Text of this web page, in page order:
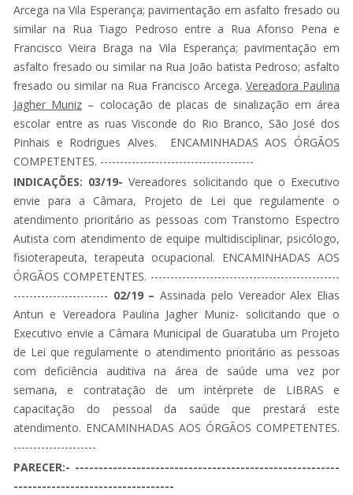
Arcega na Vila Esperança; pavimentação em asfalto fresado ou
similar na Rua Tiago Pedroso entre a Rua Afonso Pena e
Francisco Vieira Braga na Vila Esperança; pavimentação em
asfalto fresado ou similar na Rua João batista Pedroso; asfalto
fresado ou similar na Rua Francisco Arcega. Vereadora Paulina
Jagher Muniz – colocação de placas de sinalização em área
escolar entre as ruas Visconde do Rio Branco, São José dos
Pinhais e Rodrigues Alves. ENCAMINHADAS AOS ÓRGÃOS
COMPETENTES. ---------------------------------------
INDICAÇÕES: 03/19-Vereadores solicitando que o Executivo
envie para a Câmara, Projeto de Lei que regulamente o
atendimento prioritário as pessoas com Transtorno Espectro
Autista com atendimento de equipe multidisciplinar, psicólogo,
fisioterapeuta, terapeuta ocupacional. ENCAMINHADAS AOS
ÓRGÃOS COMPETENTES. ------------------------------------------------
------------------------ 02/19 – Assinada pelo Vereador Alex Elias
Antun e Vereadora Paulina Jagher Muniz- solicitando que o
Executivo envie a Câmara Municipal de Guaratuba um Projeto
de Lei que regulamente o atendimento prioritário as pessoas
com deficiência auditiva na área de saúde uma vez por
semana, e contratação de um intérprete de LIBRAS e
capacitação do pessoal da saúde que prestará este
atendimento. ENCAMINHADAS AOS ÓRGÃOS COMPETENTES.
---------------------
PARECER:- --------------------------------------------------------
----------------------------------